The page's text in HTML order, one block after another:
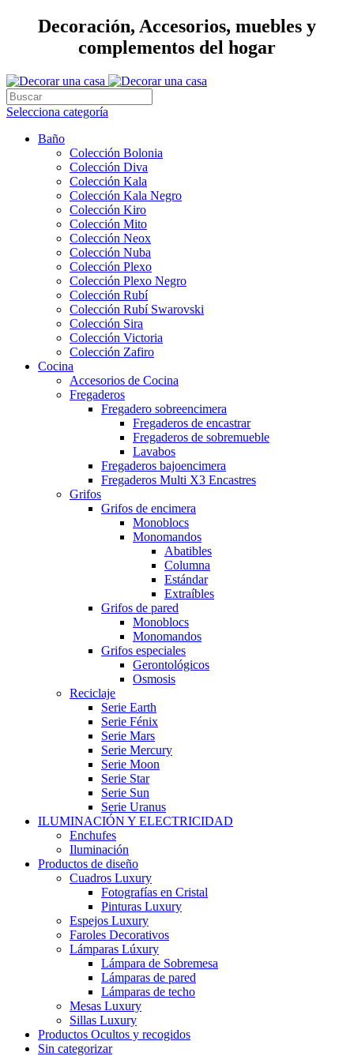
Decoración, Accesorios, muebles y
complementos del hogar
Selecciona categoría
Baño
Colección Bolonia
Colección Diva
Colección Kala
Colección Kala Negro
Colección Kiro
Colección Mito
Colección Neox
Colección Nuba
Colección Plexo
Colección Plexo Negro
Colección Rubí
Colección Rubí Swarovski
Colección Sira
Colección Victoria
Colección Zafiro
Cocina
Accesorios de Cocina
Fregaderos
Fregadero sobreencimera
Fregaderos de encastrar
Fregaderos de sobremueble
Lavabos
Fregaderos bajoencimera
Fregaderos Multi X3 Encastres
Grifos
Grifos de encimera
Monoblocs
Monomandos
Abatibles
Columna
Estándar
Extraíbles
Grifos de pared
Monoblocs
Monomandos
Grifos especiales
Gerontológicos
Osmosis
Reciclaje
Serie Earth
Serie Fénix
Serie Mars
Serie Mercury
Serie Moon
Serie Star
Serie Sun
Serie Uranus
ILUMINACIÓN Y ELECTRICIDAD
Enchufes
Iluminación
Productos de diseño
Cuadros Luxury
Fotografías en Cristal
Pinturas Luxury
Espejos Luxury
Faroles Decorativos
Lámparas Lúxury
Lámpara de Sobremesa
Lámparas de pared
Lámparas de techo
Mesas Luxury
Sillas Luxury
Productos Ocultos y recogidos
Sin categorizar